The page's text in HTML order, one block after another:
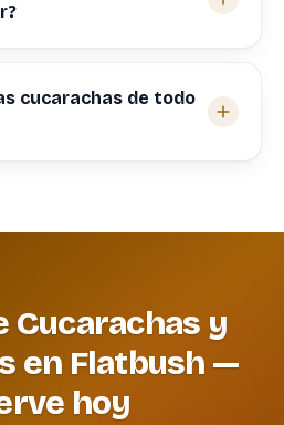
cucarachas de todo
Cucarachas y
en Flatbush —
hoy